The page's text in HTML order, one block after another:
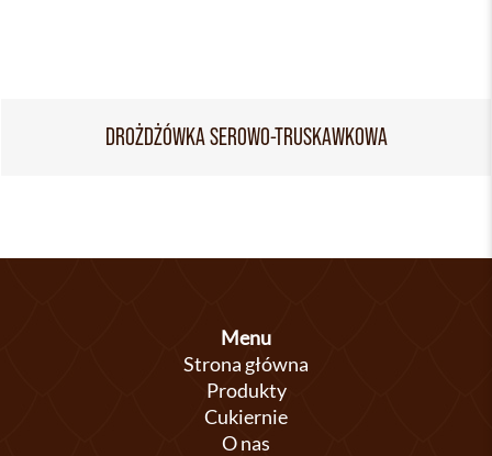
DROŻDŻÓWKA SEROWO-TRUSKAWKOWA
Menu
Strona główna
Produkty
Cukiernie
O nas